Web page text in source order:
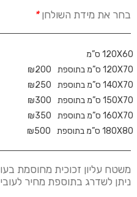
בחר את מידת השולחן*
120X60 ס”מ
120X70 ס”מ בתוספת
₪200
140X70 ס”מ בתוספת
₪250
150X70 ס”מ בתוספת
₪300
160X70 ס”מ בתוספת
₪350
180X80 ס”מ בתוספת
₪500
ניתן לשדרג בתוספת מחיר לעובי 12 מ”מ